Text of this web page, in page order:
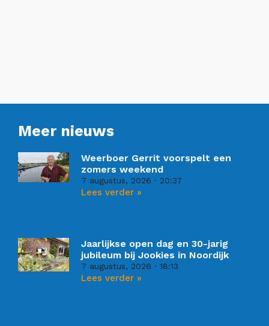
Meer nieuws
Weerboer Gerrit voorspelt een
zomers weekend
7 augustus, 2026 20:37
Lees verder »
Jaarlijkse open dag en 30-jarig
jubileum bij Jookies in Noordijk
7 augustus, 2026 18:13
Lees verder »